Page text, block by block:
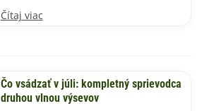
Čítaj viac
Čo vsádzať v júli: kompletný sprievodca
druhou vlnou výsevov